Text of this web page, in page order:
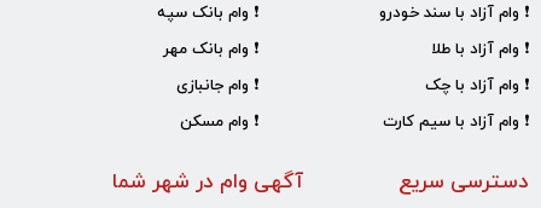
❗ وام بانک سپه
❗ وام بانک مهر
❗ وام جانبازی
❗ وام مسکن
❗ وام آزاد با سند خودرو
❗ وام آزاد با طلا
❗ وام آزاد با چک
❗ وام آزاد با سیم کارت
آگهی وام در شهر شما دسترسی سریع